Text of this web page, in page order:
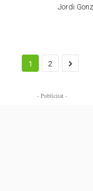
Jordi
1 2
- Publicitat -